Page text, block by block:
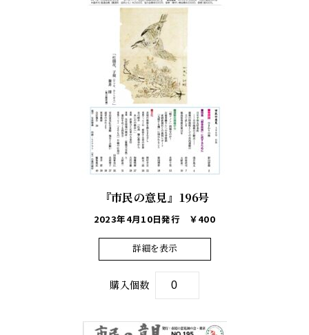
『市民の意見』196号
2023年4月10日発行 ￥400
詳細を表示
購入個数